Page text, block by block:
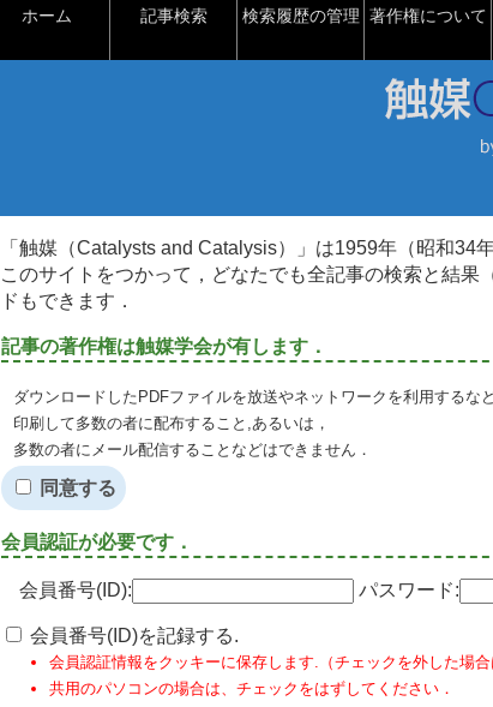
ホーム 記事検索 検索履歴の管理 著作権について
「触媒（Catalysts and Catalysis）」は1959年（昭和34
このサイトをつかって，どなたでも全記事の検索と結
ドもできます．
記事の著作権は触媒学会が有します．
ダウンロードしたPDFファイルを放送やネットワークを利用するな
印刷して多数の者に配布すること,あるいは，
多数の者にメール配信することなどはできません．
同意する
会員認証が必要です．
会員番号(ID): パスワード:
会員番号(ID)を記録する.
会員認証情報をクッキーに保存します.（チェックを外した場合
共用のパソコンの場合は、チェックをはずしてください．